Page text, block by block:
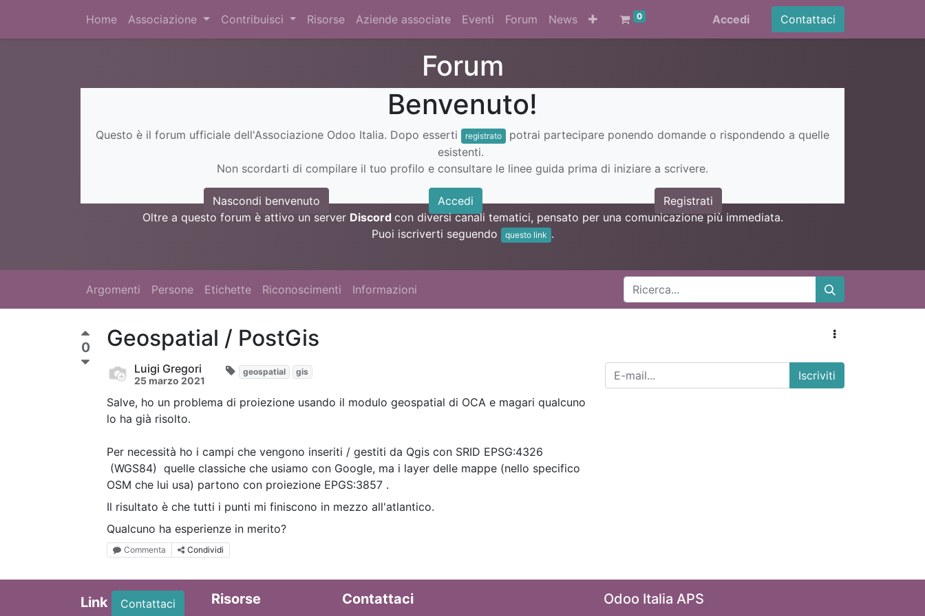
Home Associazione Contribuisci Risorse Aziende associate Eventi Forum News 0 Accedi Contattaci
Forum
Benvenuto!
Questo è il forum ufficiale dell'Associazione Odoo Italia. Dopo esserti registrato
potrai partecipare ponendo domande o rispondendo a quelle
esistenti.
Non scordarti di compilare il tuo profilo e consultare le linee guida prima di iniziare a scrivere.
Nascondi benvenuto Accedi
Registrati
Oltre a questo forum è attivo un server Discord con diversi canali tematici, pensato per una comunicazione più immediata.
Puoi iscriverti seguendo
questo link .
Argomenti Persone Etichette Riconoscimenti Informazioni
0 Geospatial / PostGis
Luigi Gregori
25 marzo 2021 Iscriviti
geospatial gis
Salve, ho un problema di proiezione usando il modulo geospatial di OCA e magari qualcuno
lo ha già risolto.
Per necessità ho i campi che vengono inseriti / gestiti da Qgis con SRID EPSG:4326
(WGS84) quelle classiche che usiamo con Google, ma i layer delle mappe (nello specifico
OSM che lui usa) partono con proiezione EPGS:3857 .
Il risultato è che tutti i punti mi finiscono in mezzo all'atlantico.
Qualcuno ha esperienze in merito?
Commenta Condividi
Link Contattaci Risorse Contattaci Odoo Italia APS